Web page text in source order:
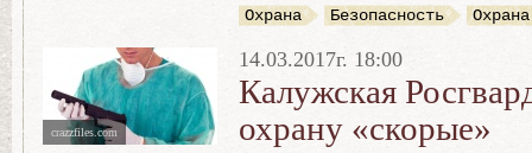
Охрана Безопасность
crazzfiles.com
14.03.2017г. 18:00
Калужская
охрану «скорые»